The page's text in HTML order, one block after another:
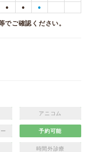
● ● ●
でご確認ください。
アニコム
予約可能
時間外診療